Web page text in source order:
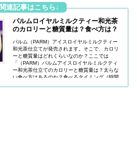
パルムロイヤルミルクティー和光茶
のカロリーと糖質量は？食べ方は？
パルム（PARM）アイスロイヤルミルクティー
和光茶仕立てが発売されます。そこで、カロリ
ーと糖質量はどれくらいなのか？ここでは
「（PARM）パルムアイスロイヤルミルクティ
ー和光茶仕立てのカロリーと糖質量は？太らな
い食べ方はあるのか？食べるタイミング（時間